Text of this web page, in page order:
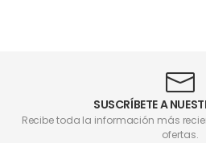
SUSCRÍBETE A
Recibe toda la información más
ofertas.